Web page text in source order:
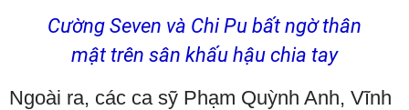
Cường Seven và Chi Pu bất ngờ thân
mật trên sân khấu hậu chia tay
Ngoài ra, các ca sỹ Phạm Quỳnh Anh, Vĩnh